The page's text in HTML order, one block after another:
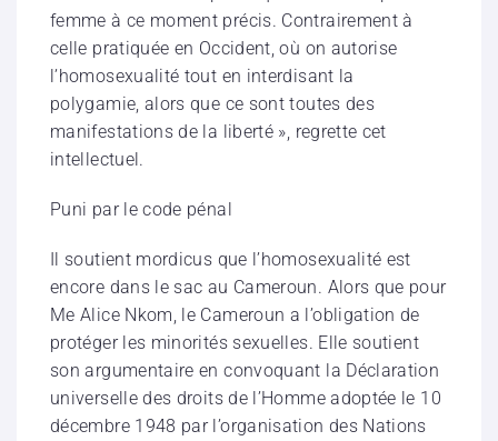
femme à ce moment précis. Contrairement à
celle pratiquée en Occident, où on autorise
l’homosexualité tout en interdisant la
polygamie, alors que ce sont toutes des
manifestations de la liberté », regrette cet
intellectuel.
Puni par le code pénal
Il soutient mordicus que l’homosexualité est
encore dans le sac au Cameroun. Alors que pour
Me Alice Nkom, le Cameroun a l’obligation de
protéger les minorités sexuelles. Elle soutient
son argumentaire en convoquant la Déclaration
universelle des droits de l’Homme adoptée le 10
décembre 1948 par l’organisation des Nations